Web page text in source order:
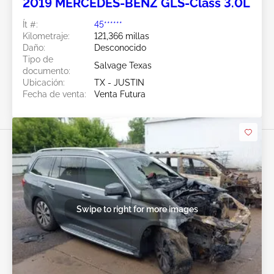
2019 MERCEDES-BENZ GLS-Class 3.0L
Ít #:
45******
Kilometraje:
121,366 millas
Daño:
Desconocido
Tipo de
documento:
Salvage Texas
Ubicación:
TX - JUSTIN
Fecha de venta:
Venta Futura
Swipe to right for more images